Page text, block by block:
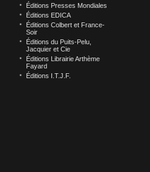
Éditions Presses Mondiales
Éditions EDICA
Éditions Colbert et France-
Soir
Éditions du Puits-Pelu,
Jacquier et Cie
Éditions Librairie Arthème
Fayard
Éditions I.T.J.F.